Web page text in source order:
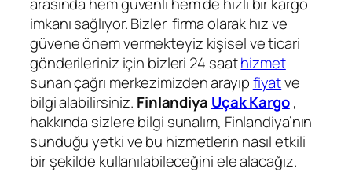
imkanı sağlıyor. Bizler firma olarak hız ve
güvene önem vermekteyiz kişisel ve ticari
gönderileriniz için bizleri 24 saathizmet
sunan çağrı merkezimizden arayıpfiyatve
bilgi alabilirsiniz. Finlandiya Uçak Kargo,
hakkında sizlere bilgi sunalım, Finlandiya’nın
sunduğu yetki ve bu hizmetlerin nasıl etkili
bir şekilde kullanılabileceğini ele alacağız.